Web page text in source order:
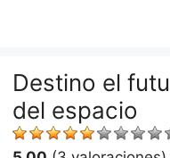
Destino el
del espacio